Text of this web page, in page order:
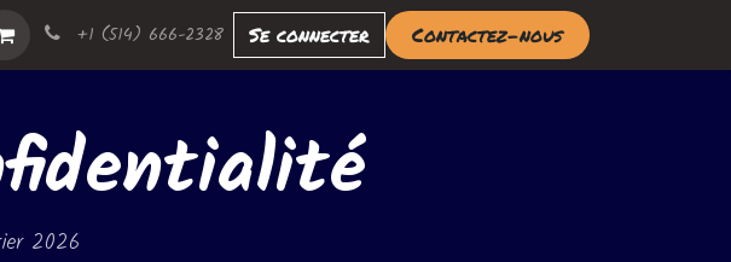
+1 (514) 666-2328 Se connecter Con​​tactez-nous​​
2026